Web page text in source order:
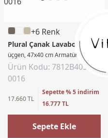
+6 Renk
Plural Çanak Lavabo
üçgen, 47x40 cm Armatür Deliksiz,
Ürün Kodu: 7812B403-
0016
17.660 TL
Sepette % 5 indirim
16.777 TL
Sepete Ekle